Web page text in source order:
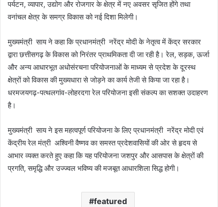
पर्यटन, व्यापार, उद्योग और रोजगार के क्षेत्र में नए अवसर सृजित होंगे तथा
वनांचल क्षेत्र के समग्र विकास को नई दिशा मिलेगी।
मुख्यमंत्री साय ने कहा कि प्रधानमंत्री नरेंद्र मोदी के नेतृत्व में केंद्र सरकार
द्वारा छत्तीसगढ़ के विकास को निरंतर प्राथमिकता दी जा रही है। रेल, सड़क, ऊर्जा
और अन्य आधारभूत अधोसंरचना परियोजनाओं के माध्यम से प्रदेश के दूरस्थ
क्षेत्रों को विकास की मुख्यधारा से जोड़ने का कार्य तेजी से किया जा रहा है।
धरमजयगढ़-पत्थलगांव-लोहरदगा रेल परियोजना इसी संकल्प का सशक्त उदाहरण
है।
मुख्यमंत्री साय ने इस महत्वपूर्ण परियोजना के लिए प्रधानमंत्री नरेंद्र मोदी एवं
केंद्रीय रेल मंत्री अश्विनी वैष्णव का समस्त प्रदेशवासियों की ओर से हृदय से
आभार व्यक्त करते हुए कहा कि यह परियोजना जशपुर और आसपास के क्षेत्रों की
प्रगति, समृद्धि और उज्ज्वल भविष्य की मजबूत आधारशिला सिद्ध होगी।
featured